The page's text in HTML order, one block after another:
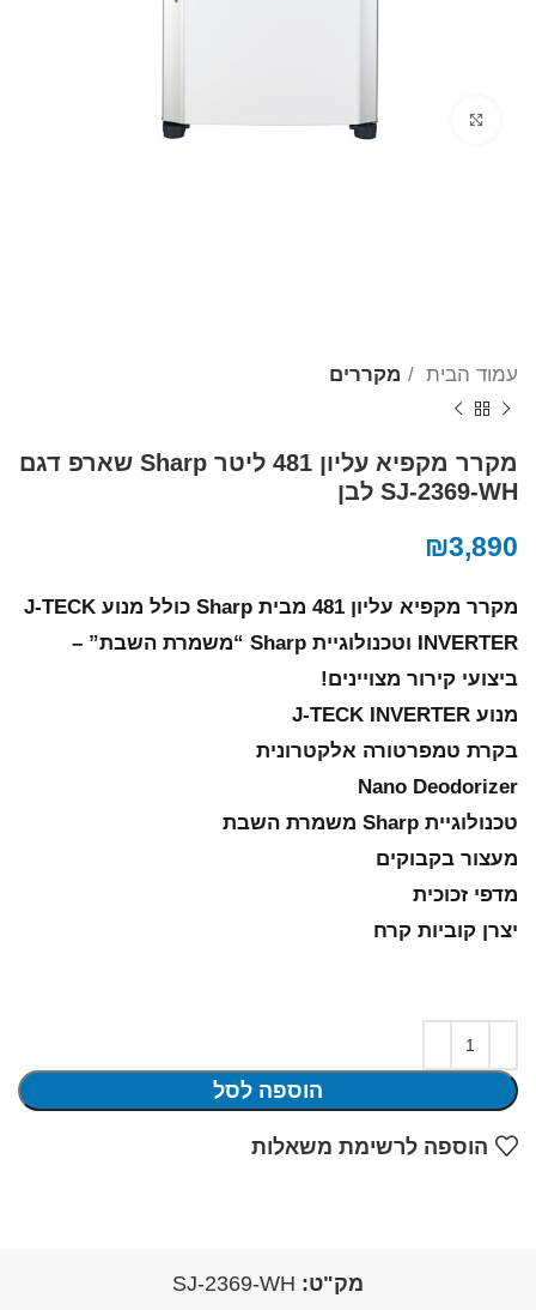
Click to enlarge
עמוד הבית מקררים
מקרר מקפיא עליון 481 ליטר Sharp שארפ דגם
SJ-2369-WH לבן
₪3,890
מקרר מקפיא עליון 481 מבית Sharp כולל מנוע J-TECK
INVERTER וטכנולוגיית Sharp “משמרת השבת” –
ביצועי קירור מצויינים!
מנוע J-TECK INVERTER
בקרת טמפרטורה אלקטרונית
Nano Deodorizer
טכנולוגיית Sharp משמרת השבת
מעצור בקבוקים
מדפי זכוכית
יצרן קוביות קרח
הוספה לסל
הוספה לרשימת משאלות
מק"ט: SJ-2369-WH